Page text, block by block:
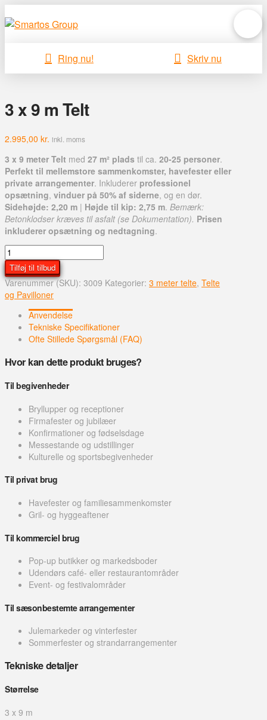
Ring nu! Skriv nu
3 x 9 m Telt
2.995,00 kr. inkl. moms
3 x 9 meter Telt med 27 m² plads til ca. 20-25 personer.
Perfekt til mellemstore sammenkomster, havefester eller
private arrangementer. Inkluderer professionel
opsætning, vinduer på 50% af siderne, og en dør.
Sidehøjde: 2,20 m | Højde til kip: 2,75 m. Bemærk:
Betonklodser kræves til asfalt (se Dokumentation). Prisen
inkluderer opsætning og nedtagning.
3
x
9
m
Telt
Tilføj til tilbud
Varenummer (SKU): 3009 Kategorier: 3 meter telte, Telte
og Pavilloner
Anvendelse
Tekniske Specifikationer
Ofte Stillede Spørgsmål (FAQ)
Hvor kan dette produkt bruges?
Til begivenheder
Bryllupper og receptioner
Firmafester og jubilæer
Konfirmationer og fødselsdage
Messestande og udstillinger
Kulturelle og sportsbegivenheder
Til privat brug
Havefester og familiesammenkomster
Gril- og hyggeaftener
Til kommerciel brug
Pop-up butikker og markedsboder
Udendørs café- eller restaurantområder
Event- og festivalområder
Til sæsonbestemte arrangementer
Julemarkeder og vinterfester
Sommerfester og strandarrangementer
Tekniske detaljer
Størrelse
3 x 9 m